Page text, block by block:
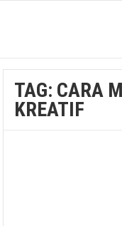
TAG: CARA
KREATIF